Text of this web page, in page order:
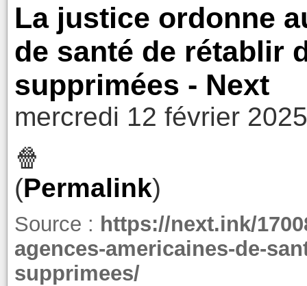
La justice ordonne
de santé de rétablir
supprimées - Next
mercredi 12 février
🍿
(Permalink)
Source : https://next.ink/
agences-americaines-de-
supprimees/